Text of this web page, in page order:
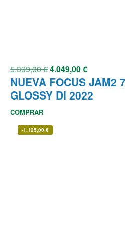
5.399,00€4.049,00€
NUEVA FOCUS JAM2
GLOSSY DI 2022
COMPRAR
-1.125,00 €